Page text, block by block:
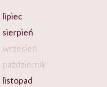
lipiec
sierpień
wrzesień
październik
listopad